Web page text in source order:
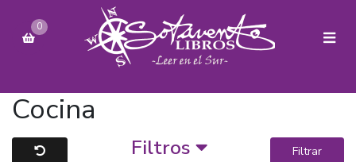
0
Cocina
Filtros Filtrar